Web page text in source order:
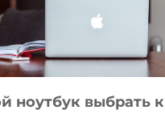
СОЗДАВАТЬ
БЕЗ
КОДА
ноутбук выбрать к